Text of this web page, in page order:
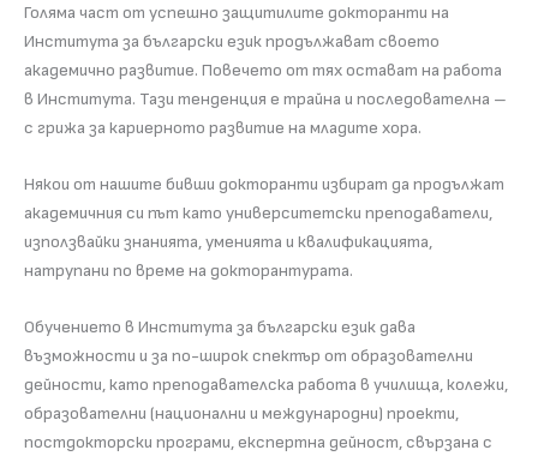
Голяма част от успешно защитилите докторанти на
Института за български език продължават своето
академично развитие. Повечето от тях остават на работа
в Института. Тази тенденция е трайна и последователна –
с грижа за кариерното развитие на младите хора.
Някои от нашите бивши докторанти избират да продължат
академичния си път като университетски преподаватели,
използвайки знанията, уменията и квалификацията,
натрупани по време на докторантурата.
Обучението в Института за български език дава
възможности и за по-широк спектър от образователни
дейности, като преподавателска работа в училища, колежи,
образователни (национални и международни) проекти,
постдокторски програми, експертна дейност, свързана с